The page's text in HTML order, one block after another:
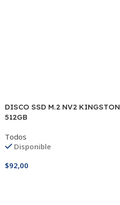
DISCO SSD M.2 NV2 KINGSTON
512GB
Todos
Disponible
$92,00